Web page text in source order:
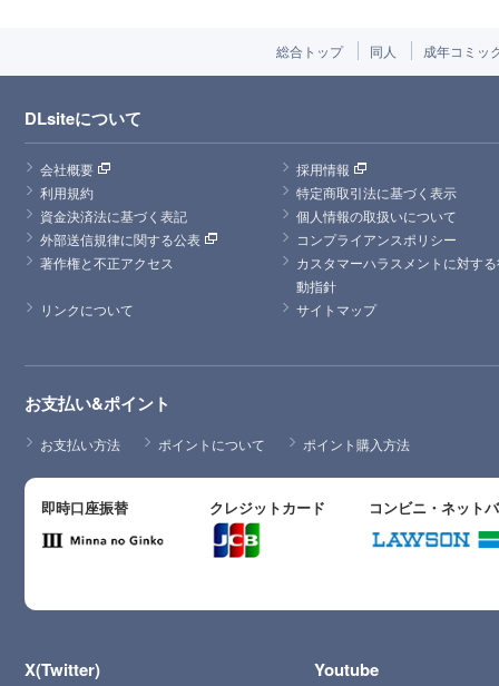
総合トップ 同人 成年コミッ
DLsiteについて
会社概要
採用情報
利用規約
特定商取引法に基づく表示
資金決済法に基づく表記
個人情報の取扱いについて
外部送信規律に関する公表
コンプライアンスポリシー
著作権と不正アクセス
カスタマーハラスメントに対す
動指針
リンクについて
サイトマップ
お支払い&ポイント
お支払い方法 ポイントについて ポイント購入方法
即時口座振替 クレジットカード コンビニ・ネット
X(Twitter) Youtube